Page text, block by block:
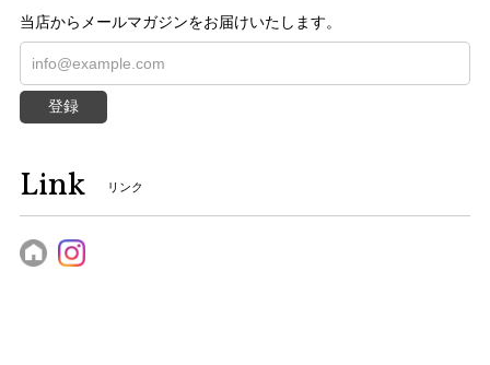
当店からメールマガジンをお届けいたします。
登録
Link リンク